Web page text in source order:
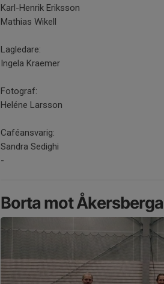
Karl-Henrik Eriksson
Mathias Wikell
Lagledare:
Ingela Kraemer
Fotograf:
Heléne Larsson
Caféansvarig:
Sandra Sedighi
-
Borta mot Åkersberga